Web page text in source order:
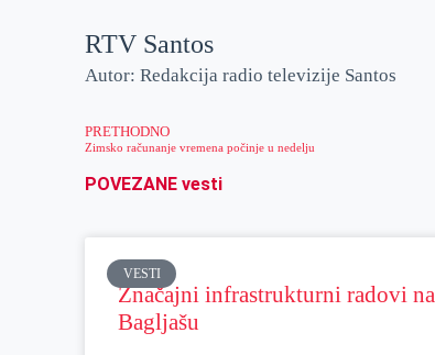
RTV Santos
Autor: Redakcija radio televizije Santos
PRETHODNO
Zimsko računanje vremena počinje u nedelju
POVEZANE vesti
VESTI
Značajni infrastrukturni radovi na
Bagljašu